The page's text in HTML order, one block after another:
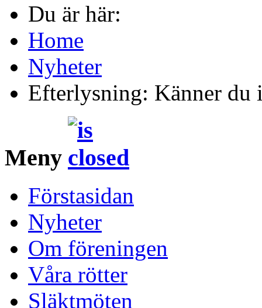
Du är här:
Home
Nyheter
Efterlysning: Känner du
Meny
Förstasidan
Nyheter
Om föreningen
Våra rötter
Släktmöten